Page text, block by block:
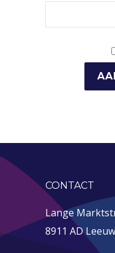
CONTACT
Lange
8911 AD